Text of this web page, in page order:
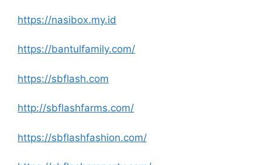
https://nasibox.my.id
https://bantulfamily.com/
https://sbflash.com
http://sbflashfarms.com/
https://sbflashfashion.com/